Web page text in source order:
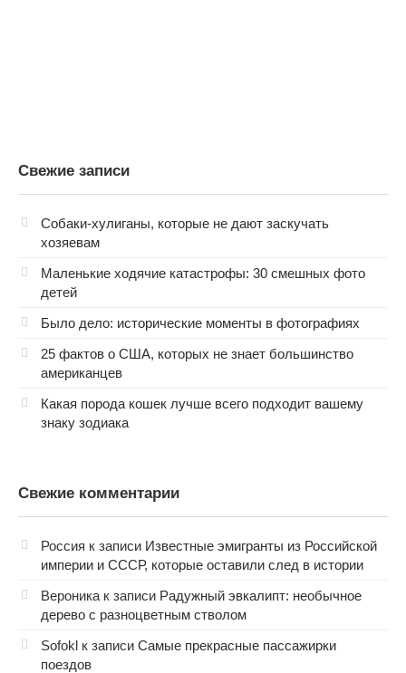
Свежие записи
Собаки-хулиганы, которые не дают заскучать
хозяевам
Маленькие ходячие катастрофы: 30 смешных фото
детей
Было дело: исторические моменты в фотографиях
25 фактов о США, которых не знает большинство
американцев
Какая порода кошек лучше всего подходит вашему
знаку зодиака
Свежие комментарии
Россия к записи Известные эмигранты из Российской
империи и СССР, которые оставили след в истории
Вероника к записи Радужный эвкалипт: необычное
дерево с разноцветным стволом
Sofokl к записи Самые прекрасные пассажирки
поездов